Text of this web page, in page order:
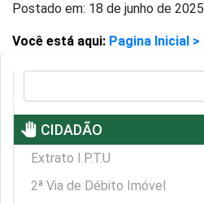
Postado em: 18 de junho de 2025
Você está aqui: Pagina Inicial >
pan_tool CIDADÃO
Extrato I.P.T.U
2ª Via de Débito Imóvel